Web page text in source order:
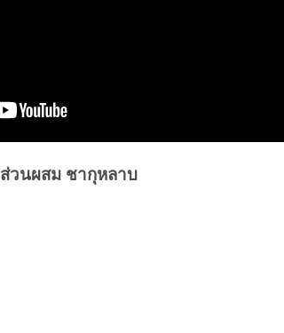
ส่วนผสม ชากุหลาบ